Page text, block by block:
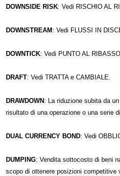
DOWNSIDE RISK: Vedi RISCHIO AL
DOWNSTREAM : Vedi FLUSSI IN
DOWNTICK: Vedi PUNTO AL
DRAFT: Vedi TRATTA e CAMBIALE.
DRAWDOWN : La riduzione subita da
risultato di una operazione o una serie
DUAL CURRENCY BOND: Vedi
DUMPING: Vendita sottocosto di beni
scopo di ottenere posizioni competitive